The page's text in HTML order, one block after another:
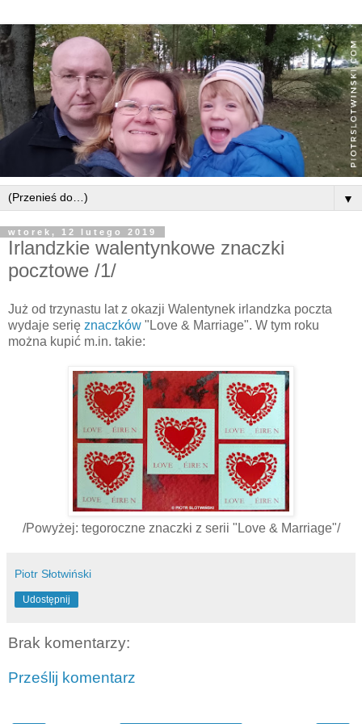
▼
wtorek, 12 lutego 2019
Irlandzkie walentynkowe znaczki
pocztowe /1/
Już od trzynastu lat z okazji Walentynek irlandzka poczta
wydaje serię znaczków "Love & Marriage". W tym roku
można kupić m.in. takie:
/Powyżej: tegoroczne znaczki z serii "Love & Marriage"/
Piotr Słotwiński
Udostępnij
Brak komentarzy:
Prześlij komentarz